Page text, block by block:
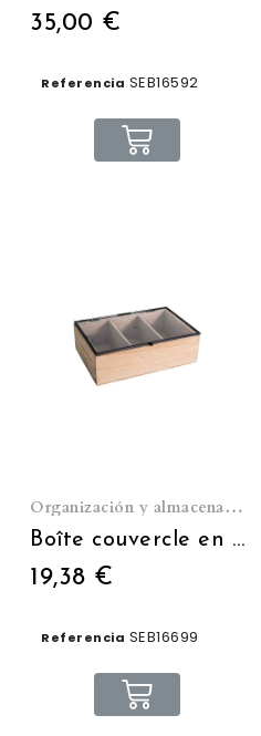
35,00 €
Referencia SEB16592
Organización y almacenamiento
Boîte couvercle en verre 24*16*7
19,38 €
Referencia SEB16699